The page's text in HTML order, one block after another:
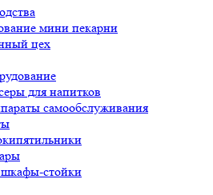
мини пекарни
цех
для напитков
самообслуживания
стойки